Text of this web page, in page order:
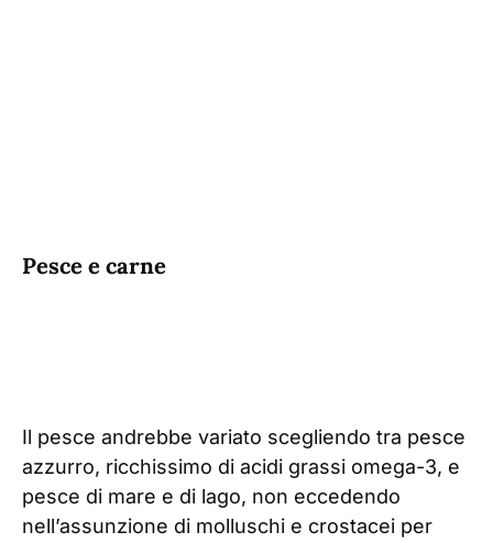
Pesce e carne
Il pesce andrebbe variato scegliendo tra pesce
azzurro, ricchissimo di acidi grassi omega-3, e
pesce di mare e di lago, non eccedendo
nell’assunzione di molluschi e crostacei per